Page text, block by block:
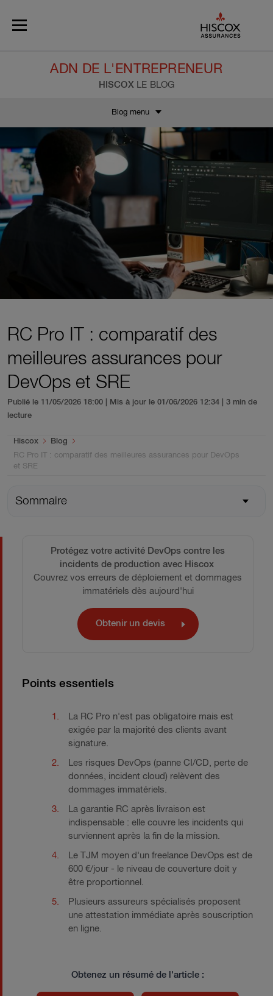
ADN DE L'ENTREPRENEUR
HISCOX LE BLOG
Blog menu
RC Pro IT : comparatif des
meilleures assurances pour
DevOps et SRE
Publié le 11/05/2026 18:00 | Mis à jour le 01/06/2026 12:34
| 3 min de
lecture
You are here:
Hiscox
Blog
RC Pro IT : comparatif des meilleures assurances pour DevOps
et SRE
Sommaire
Protégez votre activité DevOps contre les
incidents de production avec Hiscox
Couvrez vos erreurs de déploiement et dommages
immatériels dès aujourd'hui
Obtenir un devis
Points essentiels
La RC Pro n'est pas obligatoire mais est
exigée par la majorité des clients avant
signature.
Les risques DevOps (panne CI/CD, perte de
données, incident cloud) relèvent des
dommages immatériels.
La garantie RC après livraison est
indispensable : elle couvre les incidents qui
surviennent après la fin de la mission.
Le TJM moyen d'un freelance DevOps est de
600 €/jour - le niveau de couverture doit y
être proportionnel.
Plusieurs assureurs spécialisés proposent
une attestation immédiate après souscription
en ligne.
Obtenez un résumé de l'article :